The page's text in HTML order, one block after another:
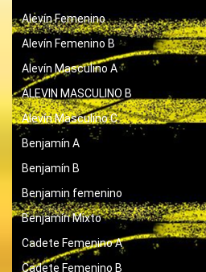
Alevín Femenino
Alevín Femenino B
Alevín Masculino A
ALEVIN MASCULINO B
Alevín Masculino C
Benjamín A
Benjamín B
Benjamin femenino
Benjamín Mixto
Cadete Femenino A
Cadete Femenino B